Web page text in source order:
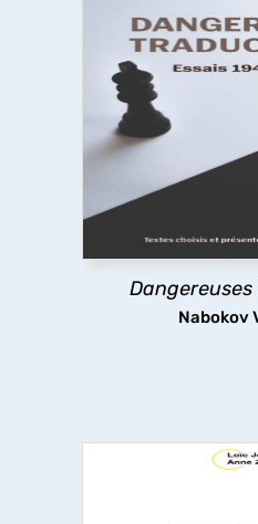
Nabokov
Dangereuses
À partir de textes
français, cet ouvrage
pratiques de la
évolution dans le
radicale du littéralisme,